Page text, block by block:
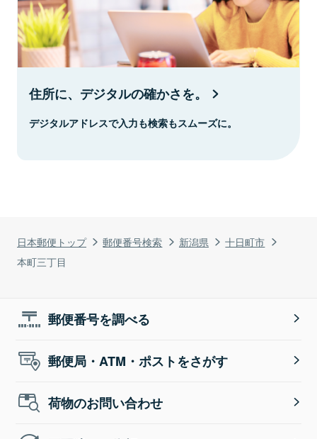
日本郵便トップ 郵便番号検索 新潟県
十日町市
本町三丁目
住所に、デジタルの確かさを。
デジタルアドレスで入力も検索もスムーズに。
郵便番号を調べる
郵便局・ATM・ポストをさがす
荷物のお問い合わせ